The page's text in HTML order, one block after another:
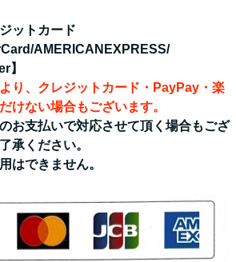
ットカード
AMERICANEXPRESS/
】
り、クレジットカード・PayPay・楽
けない場合もございます。
お支払いで対応させて頂く場合もござ
承ください。
はできません。